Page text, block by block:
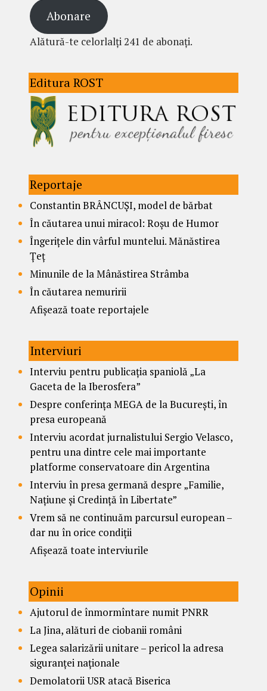
Abonare
Alătură-te celorlalți 241 de abonați.
Editura ROST
Reportaje
Constantin BRÂNCUȘI, model de bărbat
În căutarea unui miracol: Roșu de Humor
Îngerițele din vârful muntelui. Mănăstirea
Țeț
Minunile de la Mânăstirea Strâmba
În căutarea nemuririi
Afișează toate reportajele
Interviuri
Interviu pentru publicația spaniolă „La
Gaceta de la Iberosfera”
Despre conferința MEGA de la București, în
presa europeană
Interviu acordat jurnalistului Sergio Velasco,
pentru una dintre cele mai importante
platforme conservatoare din Argentina
Interviu în presa germană despre „Familie,
Națiune și Credință în Libertate”
Vrem să ne continuăm parcursul european –
dar nu în orice condiții
Afișează toate interviurile
Opinii
Ajutorul de înmormîntare numit PNRR
La Jina, alături de ciobanii români
Legea salarizării unitare – pericol la adresa
siguranței naționale
Demolatorii USR atacă Biserica